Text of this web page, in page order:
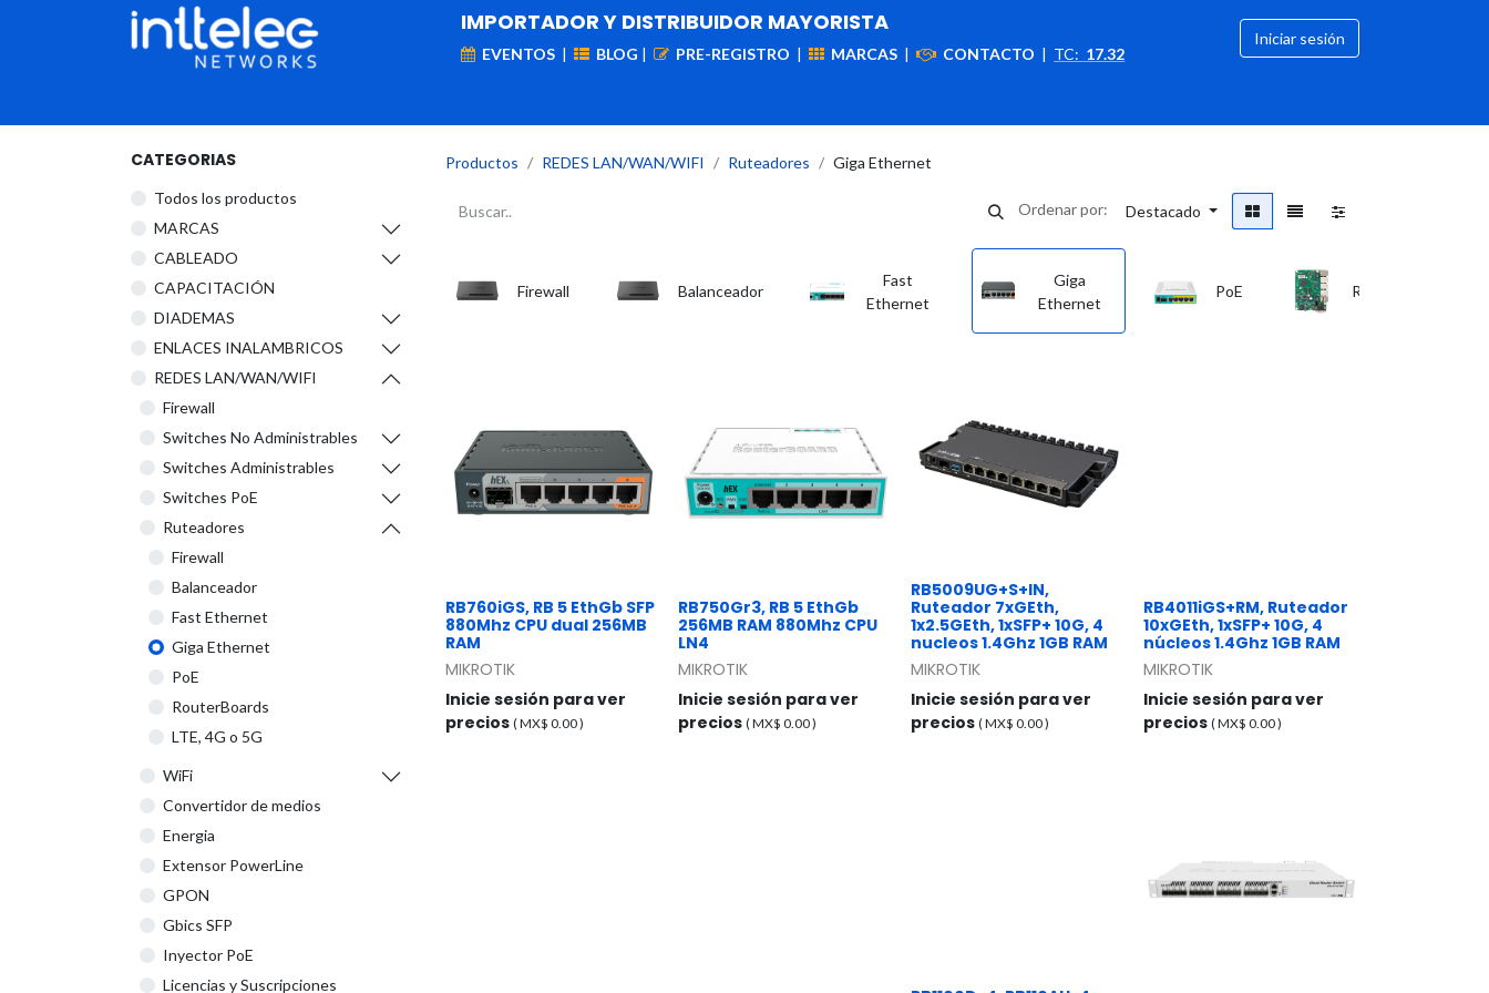
IMPORTADOR Y DISTRIBUIDOR MAYORISTA
EVENTOS | BLOG | PRE-REGISTRO | MARCAS | CONTACTO | TC: 17.32
Iniciar sesión
CATEGORIAS
Todos los productos
​MARCAS
CABLEADO
CAPACITACIÓN
DIADEMAS
ENLACES INALAMBRICOS
REDES LAN/WAN/WIFI
Firewall
Switches No Administrables
Switches Administrables
Switches PoE
Ruteadores
Firewall
Balanceador
Fast Ethernet
Giga Ethernet
PoE
RouterBoards
LTE, 4G o 5G
WiFi
Convertidor de medios
Energia
Extensor PowerLine
GPON
Gbics SFP
Inyector PoE
Licencias y Suscripciones
Productos REDES LAN/WAN/WIFI Ruteadores Giga Ethernet
Ordenar por: Destacado
Firewall Balanceador
Fast
Ethernet
Giga
Ethernet
PoE RouterBoards
RB760iGS, RB 5 EthGb SFP
880Mhz CPU dual 256MB
RAM
MIKROTIK
Inicie sesión para ver
precios ( MX$ 0.00)
RB750Gr3, RB 5 EthGb
256MB RAM 880Mhz CPU
LN4
MIKROTIK
Inicie sesión para ver
precios ( MX$ 0.00)
RB5009UG+S+IN,
Ruteador 7xGEth,
1x2.5GEth, 1xSFP+ 10G, 4
nucleos 1.4Ghz 1GB RAM
MIKROTIK
Inicie sesión para ver
precios ( MX$ 0.00)
RB4011iGS+RM, Ruteador
10xGEth, 1xSFP+ 10G, 4
núcleos 1.4Ghz 1GB RAM
MIKROTIK
Inicie sesión para ver
precios ( MX$ 0.00)